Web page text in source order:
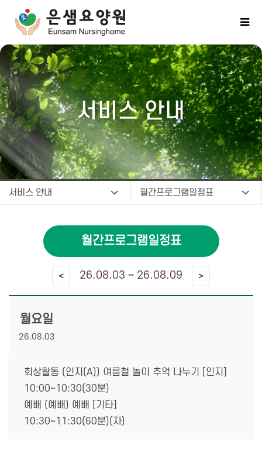
서비스 안내
서비스 안내 월간프로그램일정표
월간프로그램일정표
< 26.08.03 ~ 26.08.09 >
월요일
26.08.03
회상활동 (인지(A)) 여름철 놀이 추억 나누기 [인지]
10:00~10:30(30분)
예배 (예배) 예배 [기타]
10:30~11:30(60분)(자)